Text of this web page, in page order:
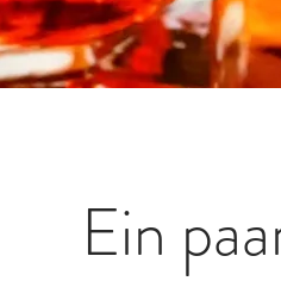
Ein